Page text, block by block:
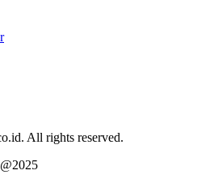
All rights reserved.